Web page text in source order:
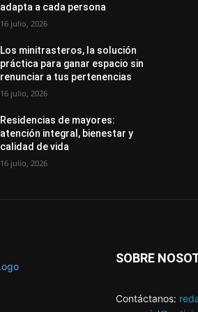
adapta a cada persona
16 julio, 2026
Los minitrasteros, la solución
práctica para ganar espacio sin
renunciar a tus pertenencias
16 julio, 2026
Residencias de mayores:
atención integral, bienestar y
calidad de vida
16 julio, 2026
SOBRE
Contáctanos: